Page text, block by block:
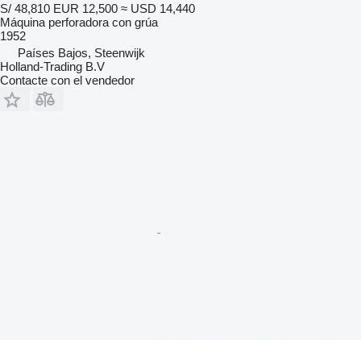
S/ 48,810 EUR 12,500 ≈ USD 14,440
Máquina perforadora con grúa
1952
Países Bajos, Steenwijk
Holland-Trading B.V
Contacte con el vendedor